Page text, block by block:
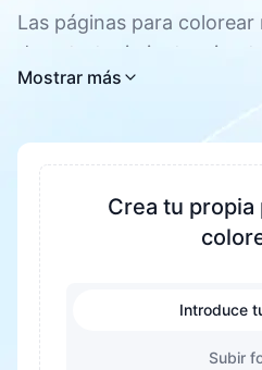
Las páginas para
de entretenimiento, sino
herramienta eficaz para
concentración y la
creatividad y la
de colorear, se ejercitan
ojo y las habilidades
Al mismo tiempo, es una
aliviar el estrés y ayudar a
Colorear también puede
reconocimiento del color
Todas las páginas para
Mostrar más
Crea tu propia
Introduce
Subir